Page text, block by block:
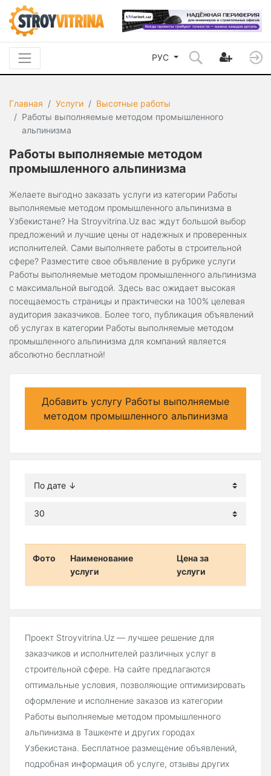
РУС
Главная Услуги
Высотные работы
Работы выполняемые методом промышленного
альпинизма
Работы выполняемые методом
промышленного альпинизма
Желаете выгодно заказать услуги из категории Работы
выполняемые методом промышленного альпинизма в
Узбекистане? На Stroyvitrina.Uz вас ждут большой выбор
предложений и лучшие цены от надежных и проверенных
исполнителей. Сами выполняете работы в строительной
сфере? Разместите свое объявление в рубрике услуги
Работы выполняемые методом промышленного альпинизма
с максимальной выгодой. Здесь вас ожидает высокая
посещаемость страницы и практически на 100% целевая
аудитория заказчиков. Более того, публикация объявлений
об услугах в категории Работы выполняемые методом
промышленного альпинизма для компаний является
абсолютно бесплатной!
Добавить услугу Работы выполняемые
методом промышленного альпинизма
Фото
Наименование
услуги
Цена за
услуги
Проект Stroyvitrina.Uz — лучшее решение для
заказчиков и исполнителей различных услуг в
строительной сфере. На сайте предлагаются
оптимальные условия, позволяющие оптимизировать
оформление и исполнение заказов из категории
Работы выполняемые методом промышленного
альпинизма в Ташкенте и других городах
Узбекистана. Бесплатное размещение объявлений,
подробная информация об услуге, отзывы других